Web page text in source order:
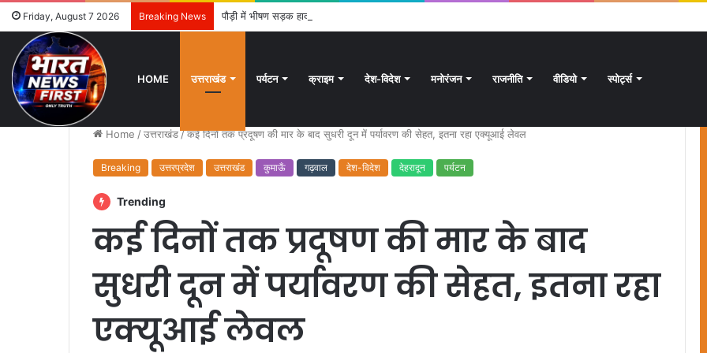
Friday, August 7 2026 Breaking News पौड़ी में भीषण सड़क हादसा: एक ही परिवार के 5 लोगों की मौत, मासूम की बची जान
HOME उत्तराखंड पर्यटन क्राइम देश-विदेश मनोरंजन राजनीति वीडियो स्पोर्ट्स
Home /उत्तराखंड/कई दिनों तक प्रदूषण की मार के बाद सुधरी दून में पर्यावरण की सेहत, इतना रहा एक्यूआई लेवल
Breaking उत्तरप्रदेश उत्तराखंड कुमाऊँ गढ़वाल देश-विदेश देहरादून पर्यटन
Trending
कई दिनों तक प्रदूषण की मार के बाद
सुधरी दून में पर्यावरण की सेहत, इतना रहा
एक्यूआई लेवल